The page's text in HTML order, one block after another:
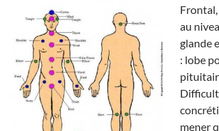
au
glande
: lobe
mener